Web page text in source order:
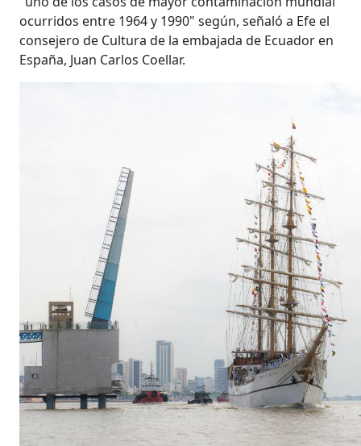
ocurridos entre 1964 y 1990" según, señaló a Efe el
consejero de Cultura de la embajada de Ecuador en
España, Juan Carlos Coellar.